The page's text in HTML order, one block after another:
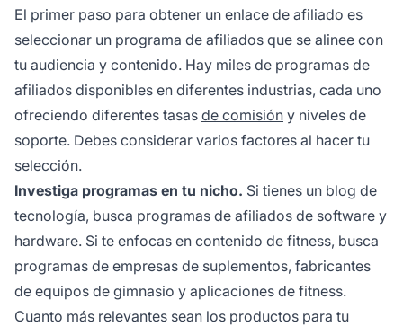
El primer paso para obtener un enlace de afiliado es
seleccionar un programa de afiliados que se alinee con
tu audiencia y contenido. Hay miles de programas de
afiliados disponibles en diferentes industrias, cada uno
ofreciendo diferentes tasas de comisión y niveles de
soporte. Debes considerar varios factores al hacer tu
selección.
Investiga programas en tu nicho. Si tienes un blog de
tecnología, busca programas de afiliados de software y
hardware. Si te enfocas en contenido de fitness, busca
programas de empresas de suplementos, fabricantes
de equipos de gimnasio y aplicaciones de fitness.
Cuanto más relevantes sean los productos para tu